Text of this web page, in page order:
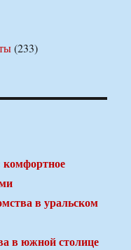
(233)
в уральском
в южной столице